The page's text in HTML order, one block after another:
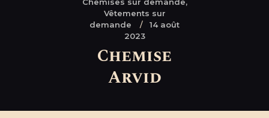
Chemises sur demande,
Vêtements sur
demande
14 août
2023
Chemise
Arvid